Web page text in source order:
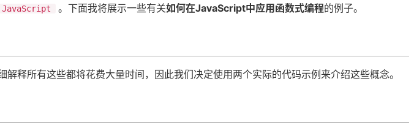
JavaScript 。下面我将展示一些有关如何在JavaScript中应用函数式编程的例子。
释所有这些都将花费大量时间，因此我们决定使用两个实际的代码示例来介绍这些概念。